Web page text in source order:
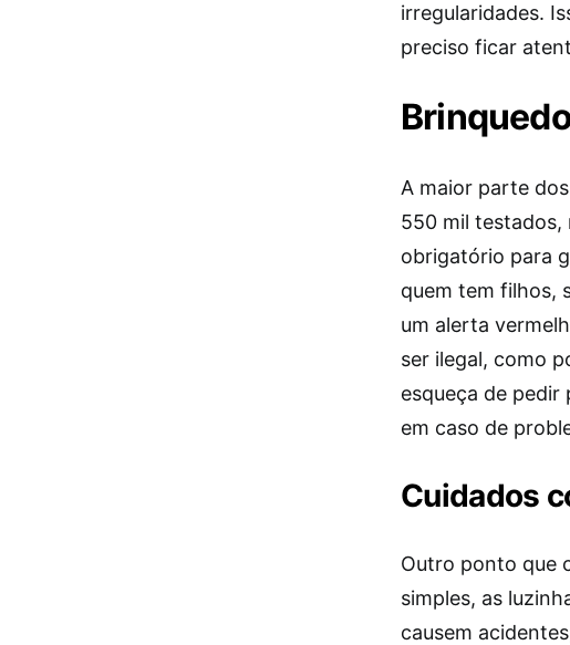
irregularidades.
preciso ficar
A maior parte
550 mil testados,
obrigatório para
quem tem filhos,
um alerta
ser ilegal, como
esqueça de
em caso de
Cuidados
Outro ponto que
simples, as
causem